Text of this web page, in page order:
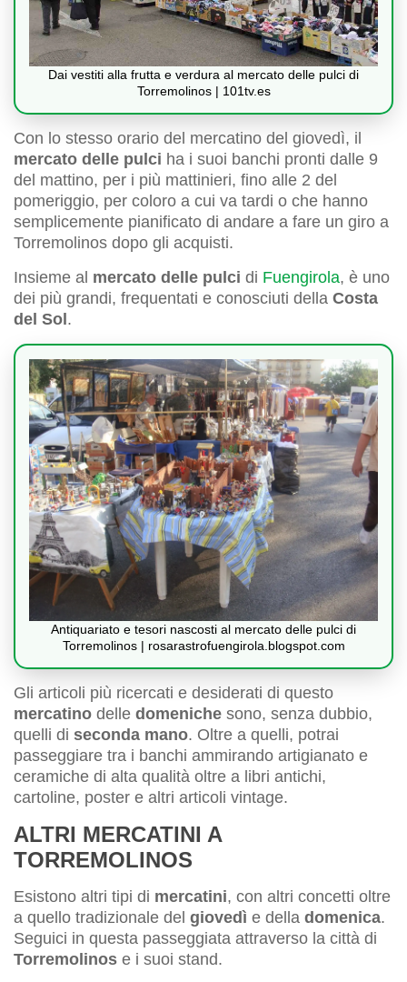
Dai vestiti alla frutta e verdura al mercato delle pulci di
Torremolinos | 101tv.es
Con lo stesso orario del mercatino del giovedì, il
mercato delle pulci ha i suoi banchi pronti dalle 9
del mattino, per i più mattinieri, fino alle 2 del
pomeriggio, per coloro a cui va tardi o che hanno
semplicemente pianificato di andare a fare un giro a
Torremolinos dopo gli acquisti.
Insieme al mercato delle pulci di Fuengirola, è uno
dei più grandi, frequentati e conosciuti della Costa
del Sol .
Antiquariato e tesori nascosti al mercato delle pulci di
Torremolinos | rosarastrofuengirola.blogspot.com
Gli articoli più ricercati e desiderati di questo
mercatino delle domeniche sono, senza dubbio,
quelli di seconda mano. Oltre a quelli, potrai
passeggiare tra i banchi ammirando artigianato e
ceramiche di alta qualità oltre a libri antichi,
cartoline, poster e altri articoli vintage.
ALTRI MERCATINI A
TORREMOLINOS
Esistono altri tipi di mercatini, con altri concetti oltre
a quello tradizionale del giovedì e della domenica.
Seguici in questa passeggiata attraverso la città di
Torremolinos e i suoi stand.